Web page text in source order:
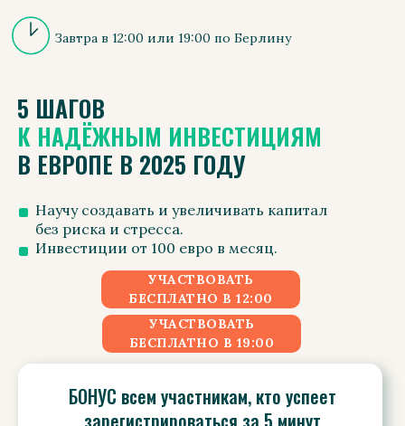
Завтра в 12:00 или 19:00 по Берлину
5 ШАГОВ
К НАДЁЖНЫМ ИНВЕСТИЦИЯМ
В ЕВРОПЕ В 2025 ГОДУ
Научу создавать и увеличивать капитал
без риска и стресса.
Инвестиции от 100 евро в месяц.
УЧАСТВОВАТЬ
БЕСПЛАТНО В 12:00
УЧАСТВОВАТЬ
БЕСПЛАТНО В 19:00
БОНУС всем участникам, кто успеет
зарегистрироваться за 5 минут